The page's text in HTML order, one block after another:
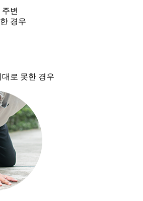
변
경우
로 못한 경우